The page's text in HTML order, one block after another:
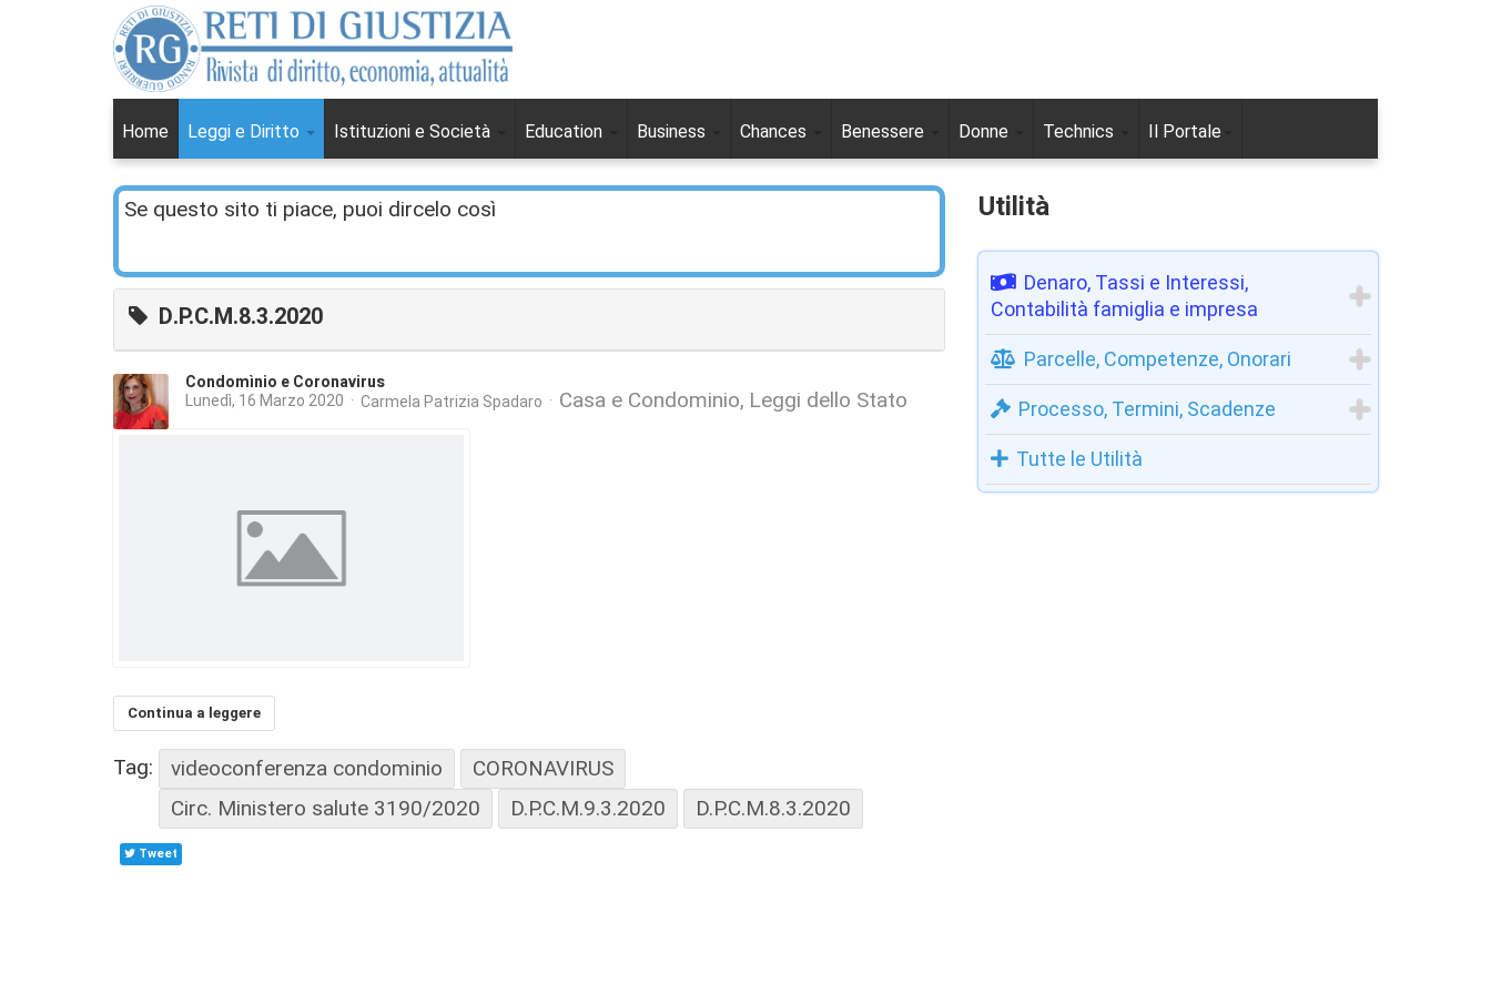
Home Leggi e Diritto Istituzioni e Società Education Business Chances Benessere Donne Technics Il Portale
Se questo sito ti piace, puoi dircelo così
D.P.C.M.8.3.2020
Condomìnio e Coronavirus
Lunedì, 16 Marzo 2020 Carmela Patrizia Spadaro Casa e Condominio Leggi dello Stato
Continua a leggere
Tag: videoconferenza condominio
CORONAVIRUS
Circ. Ministero salute 3190/2020
D.P.C.M.9.3.2020 D.P.C.M.8.3.2020
Tweet
Utilità
Denaro, Tassi e Interessi,
Contabilità famiglia e impresa
Parcelle, Competenze, Onorari
Processo, Termini, Scadenze
Tutte le Utilità